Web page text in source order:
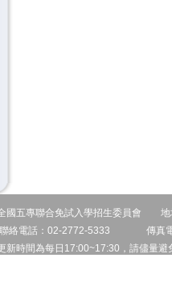
國五專聯合免試入學招生委員會 地
聯絡電話：02-2772-5333 傳真
新時間為每日17:00~17:30，請儘量